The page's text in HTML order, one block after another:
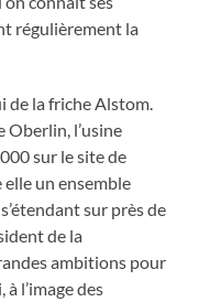
régulièrement la
de la friche Alstom.
l’usine
sur le site de
un ensemble
sur près de
de la
ambitions pour
l’image des